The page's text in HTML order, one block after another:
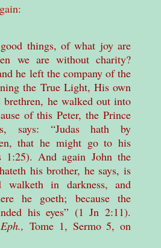
things, of what joy are
we are without charity?
he left the company of the
the True Light, His own
brethren, he walked out into
of this Peter, the Prince
says: “Judas hath by
that he might go to his
1:25). And again John the
his brother, he says, is
walketh in darkness, and
he goeth; because the
his eyes” (1 Jn 2:11).
Tome 1, Sermo 5, on